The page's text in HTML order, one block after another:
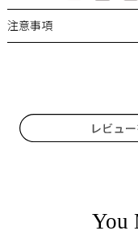
注意事項
You